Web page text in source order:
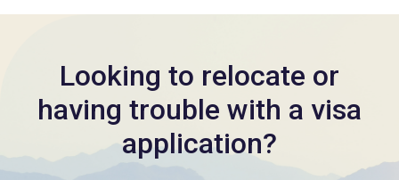
Looking to relocate or
having trouble with a visa
application?